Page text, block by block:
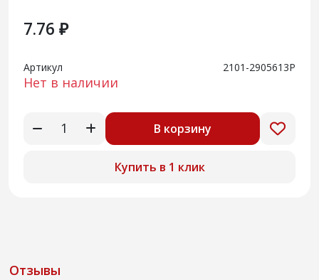
7.76 ₽
Артикул 2101-2905613Р
Нет в наличии
В корзину
Купить в 1 клик
Отзывы